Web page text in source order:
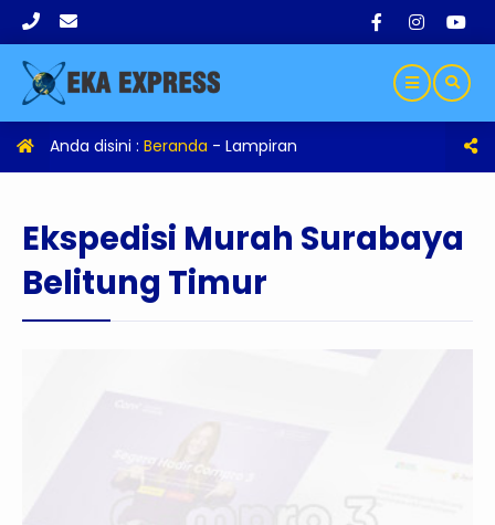
Anda disini : Beranda - Lampiran
Ekspedisi Murah Surabaya
Belitung Timur